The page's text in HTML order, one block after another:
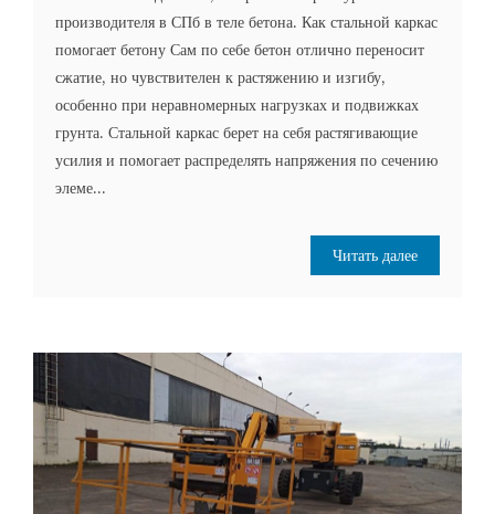
производителя в СПб в теле бетона. Как стальной каркас
помогает бетону Сам по себе бетон отлично переносит
сжатие, но чувствителен к растяжению и изгибу,
особенно при неравномерных нагрузках и подвижках
грунта. Стальной каркас берет на себя растягивающие
усилия и помогает распределять напряжения по сечению
элеме...
Читать далее